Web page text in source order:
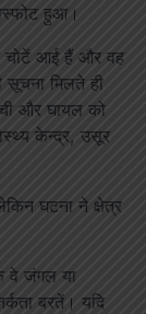
हुआ।
चोटें आई हैं और वह
मिलते ही
और घायल को
केन्द्र, उसूर
घटना ने क्षेत्र
वे जंगल या
बरतें। यदि